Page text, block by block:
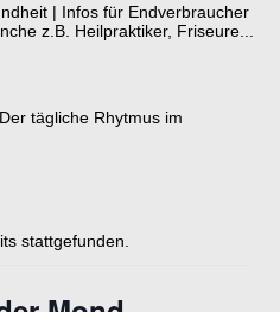
| Infos für Endverbraucher
z.B. Heilpraktiker, Friseure...
stattgefunden.